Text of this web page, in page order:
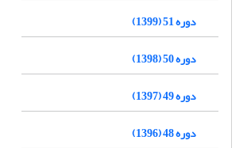
دوره 51 (1399)
دوره 50 (1398)
دوره 49 (1397)
دوره 48 (1396)